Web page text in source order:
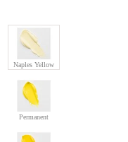
Naples Yellow
Permanent